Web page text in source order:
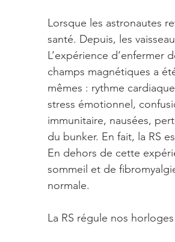
Lorsque les astronautes
santé. Depuis, les
L’expérience d’enfermer
champs magnétiques a
mêmes : rythme
stress émotionnel,
immunitaire, nausées,
du bunker. En fait, la RS
En dehors de cette
sommeil et de
normale.
La RS régule nos